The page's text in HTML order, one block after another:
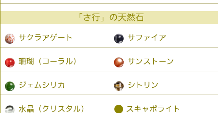
「さ行」の天然石
サクラアゲート サファイア
珊瑚（コーラル） サンストーン
ジェムシリカ シトリン
水晶（クリスタル） ● スキャポライト